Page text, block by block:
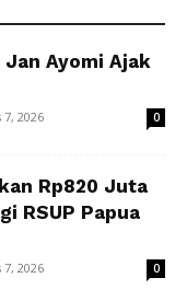
Jan Ayomi Ajak
7, 2026 0
Rp820 Juta
RSUP Papua
7, 2026 0